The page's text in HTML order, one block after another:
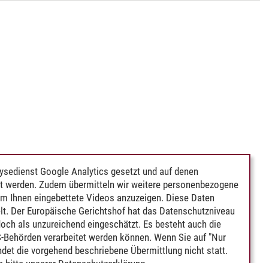
Google Analytics gesetzt und auf denen
werden. Zudem übermitteln wir weitere personenbezogene
Ihnen eingebettete Videos anzuzeigen. Diese Daten
Der Europäische Gerichtshof hat das Datenschutzniveau
als unzureichend eingeschätzt. Es besteht auch die
verarbeitet werden können. Wenn Sie auf "Nur
die vorgehend beschriebene Übermittlung nicht statt.